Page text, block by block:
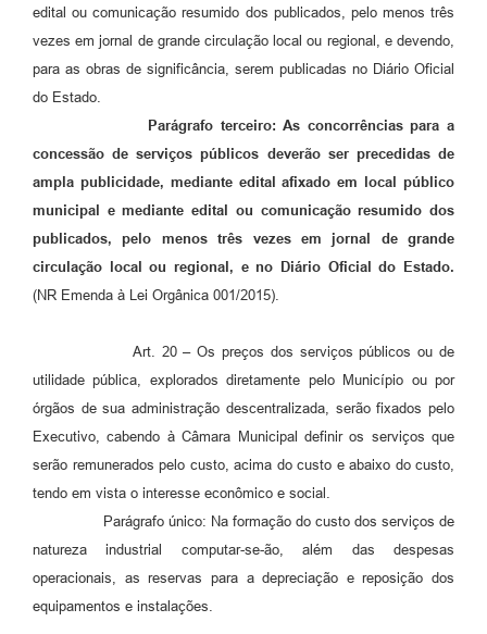
edital ou comunicação resumido dos publicados, pelo menos três
vezes em jornal de grande circulação local ou regional, e devendo,
para as obras de significância, serem publicadas no Diário Oficial
do Estado.
Parágrafo terceiro: As concorrências para a
concessão de serviços públicos deverão ser precedidas de
ampla publicidade, mediante edital afixado em local público
municipal e mediante edital ou comunicação resumido dos
publicados, pelo menos três vezes em jornal de grande
circulação local ou regional, e no Diário Oficial do Estado.
(NR Emenda à Lei Orgânica 001/2015).
Art. 20 – Os preços dos serviços públicos ou de
utilidade pública, explorados diretamente pelo Município ou por
órgãos de sua administração descentralizada, serão fixados pelo
Executivo, cabendo à Câmara Municipal definir os serviços que
serão remunerados pelo custo, acima do custo e abaixo do custo,
tendo em vista o interesse econômico e social.
Parágrafo único: Na formação do custo dos serviços de
natureza industrial computar-se-ão, além das despesas
operacionais, as reservas para a depreciação e reposição dos
equipamentos e instalações.